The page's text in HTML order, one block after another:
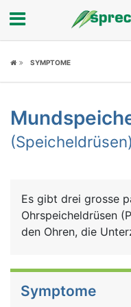
Fokus
Symptome
Untersuchungen
Ratgeber
SYMPTOME
(Speicheldrüsen)
Es gibt drei grosse
Ohrspeicheldrüsen
den Ohren, die
produzieren mehrere
Symptome